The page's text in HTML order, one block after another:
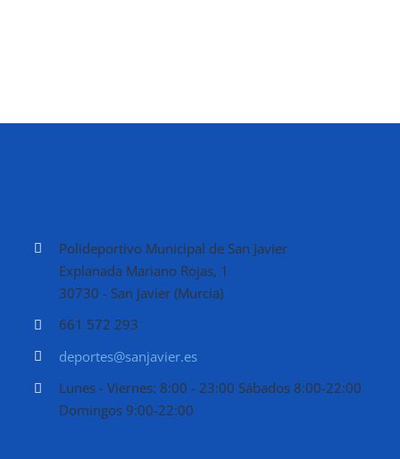
Polideportivo Municipal de San Javier
Explanada Mariano Rojas, 1
30730 - San Javier (Murcia)
661 572 293
deportes@sanjavier.es
Lunes - Viernes: 8:00 - 23:00 Sábados 8:00-22:00
Domingos 9:00-22:00